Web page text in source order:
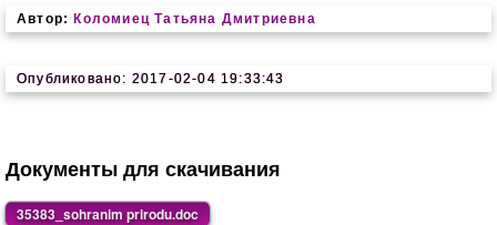
Автор: Коломиец Татьяна Дмитриевна
Опубликовано: 2017-02-04 19:33:43
Документы для скачивания
35383_sohranim prirodu.doc